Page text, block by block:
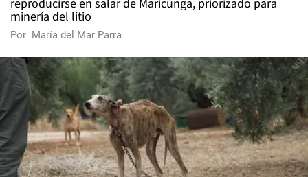
reproducirse en salar de Maricunga, priorizado para
minería del litio
Por María del Mar Parra